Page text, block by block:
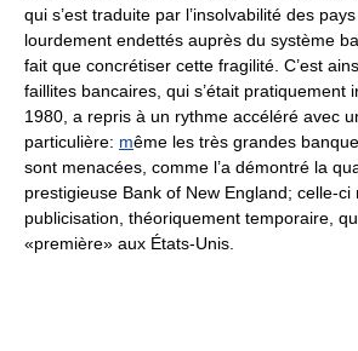
qui s’est traduite par l’insolvabilité des
lourdement endettés auprès du système
fait que concrétiser cette fragilité. C’est
faillites bancaires, qui s’était pratiquement
1980, a repris à un rythme accéléré avec
particulière: même les très grandes
sont menacées, comme l’a démontré la
prestigieuse Bank of New England; celle-ci
publicisation, théoriquement temporaire,
«première» aux États-Unis.